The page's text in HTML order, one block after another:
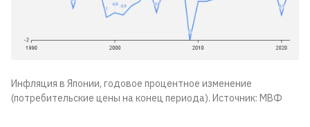
Инфляция в Японии, годовое процентное изменение
(потребительские цены на конец периода). Источник: МВФ